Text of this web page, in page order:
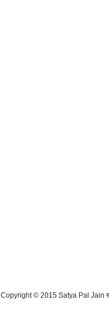
Copyright © 2015 Satya Pal Jain